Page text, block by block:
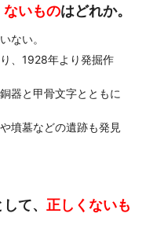
ないものはどれか。
ない。
、1928年より発掘作
器と甲骨文字とともに
墳墓などの遺跡も発見
て、 正しくないも